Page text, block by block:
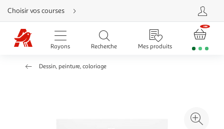
Aller
directement
au
contenu
Aller
directement
Aller
Choisir vos courses
Rayons Recherche Mes produits
Dessin, peinture, coloriage